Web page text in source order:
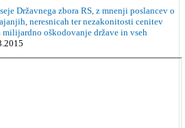
Državnega zbora RS, z mnenji poslancev o
neresnicah ter nezakonitosti cenitev
oškodovanje države in vseh